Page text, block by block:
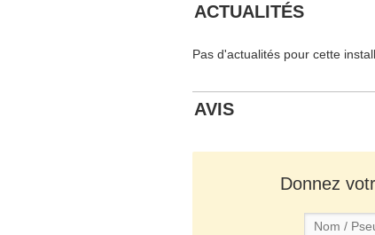
ACTUALITÉS
Pas d'actualités pour cette
AVIS
Donnez